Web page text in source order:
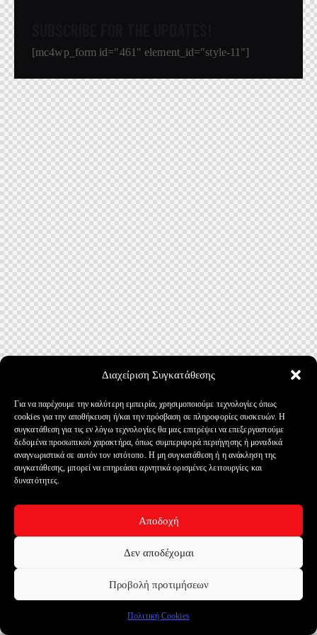
Διαχείριση Συγκατάθεσης
Για να παρέχουμε την καλύτερη εμπειρία, χρησιμοποιούμε τεχνολογίες όπως
cookies για την αποθήκευση ή/και την πρόσβαση σε πληροφορίες συσκευών. Η
συγκατάθεση για τις εν λόγω τεχνολογίες θα μας επιτρέψει να επεξεργαστούμε
δεδομένα προσωπικού χαρακτήρα, όπως συμπεριφορά περιήγησης ή μοναδικά
αναγνωριστικά σε αυτόν τον ιστότοπο. Η μη συγκατάθεση ή η ανάκληση της
συγκατάθεσης, μπορεί να επηρεάσει αρνητικά ορισμένες λειτουργίες και
δυνατότητες.
Αποδοχή
Δεν αποδέχομαι
Προβολή προτιμήσεων
Πολιτική Cookies
[mc4wp_form id="461" element_id="style-11"]